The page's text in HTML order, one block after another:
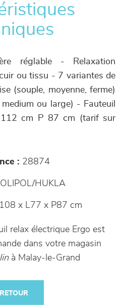
réglable - Relaxation
ou tissu - 7 variantes de
(souple, moyenne, ferme)
ou large) - Fauteuil
cm P 87 cm (tarif sur
: 28874
HUKLA
x L77 x P87 cm
relax électrique Ergo est
dans votre magasin
à Malay-le-Grand
RETOUR